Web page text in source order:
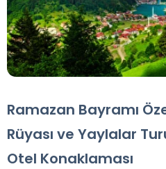
Ramazan Bayramı
Rüyası ve Yaylalar
Otel Konaklaması